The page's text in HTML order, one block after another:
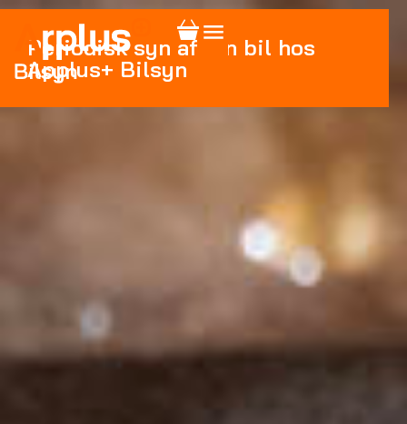
Periodisk syn af din bil hos
Applus+ Bilsyn